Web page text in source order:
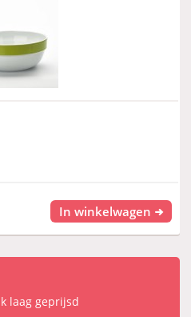
In winkelwagen
laag geprijsd